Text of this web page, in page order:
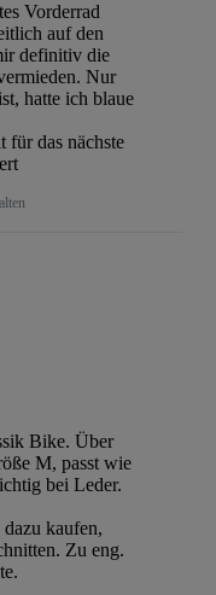
Vorderrad
auf den
definitiv die
Nur
hatte ich blaue
für das nächste
Bike. Über
M, passt wie
bei Leder.
kaufen,
Zu eng.